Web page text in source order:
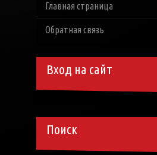
Главная страница
Обратная связь
Вход на сайт
Поиск